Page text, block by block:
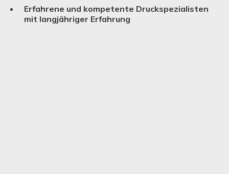
Erfahrene und kompetente Druckspezialisten
mit langjähriger Erfahrung